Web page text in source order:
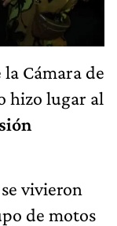
Cámara de
hizo lugar al
vivieron
de motos